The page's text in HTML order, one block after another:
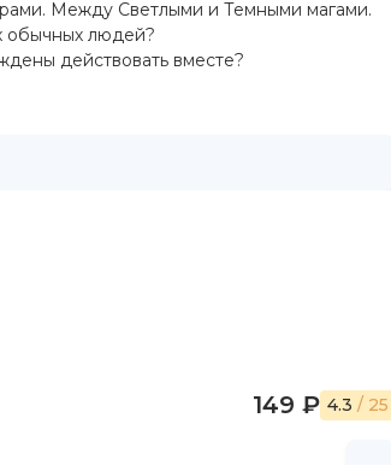
Между Светлыми и Темными магами.
обычных людей?
действовать вместе?
149 ₽ 4.3 / 25